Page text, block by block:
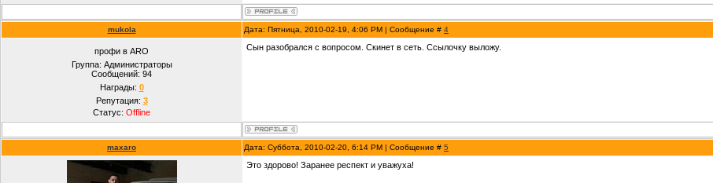
mukola Дата: Пятница, 2010-02-19, 4:06 PM | Сообщение # 4
профи в ARO
Группа: Администраторы
Сообщений: 94
Награды: 0
Репутация: 3
Статус: Offline
Сын разобрался с вопросом. Скинет в сеть. Ссылочку выложу.
maxaro Дата: Суббота, 2010-02-20, 6:14 PM | Сообщение # 5
Это здорово! Заранее респект и уважуха!